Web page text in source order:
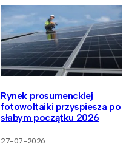
Rynek prosumenckiej
fotowoltaiki przyspiesza po
słabym początku 2026
27-07-2026